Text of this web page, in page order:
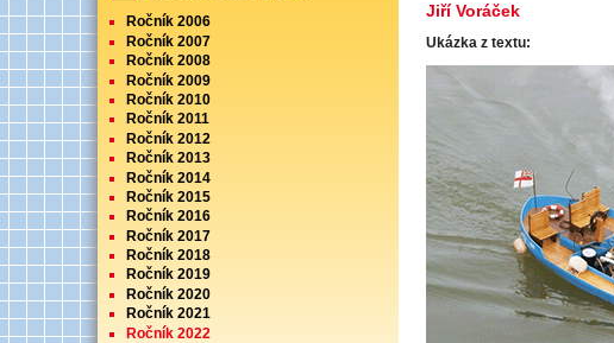
Ročník 2006
Ročník 2007
Ročník 2008
Ročník 2009
Ročník 2010
Ročník 2011
Ročník 2012
Ročník 2013
Ročník 2014
Ročník 2015
Ročník 2016
Ročník 2017
Ročník 2018
Ročník 2019
Ročník 2020
Ročník 2021
Ročník 2022
Jiří Voráček
Ukázka z textu: